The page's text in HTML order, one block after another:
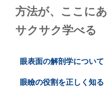
方法が、ここに
サクサク学べる
眼表面の解剖学について
眼瞼の役割を正しく知る